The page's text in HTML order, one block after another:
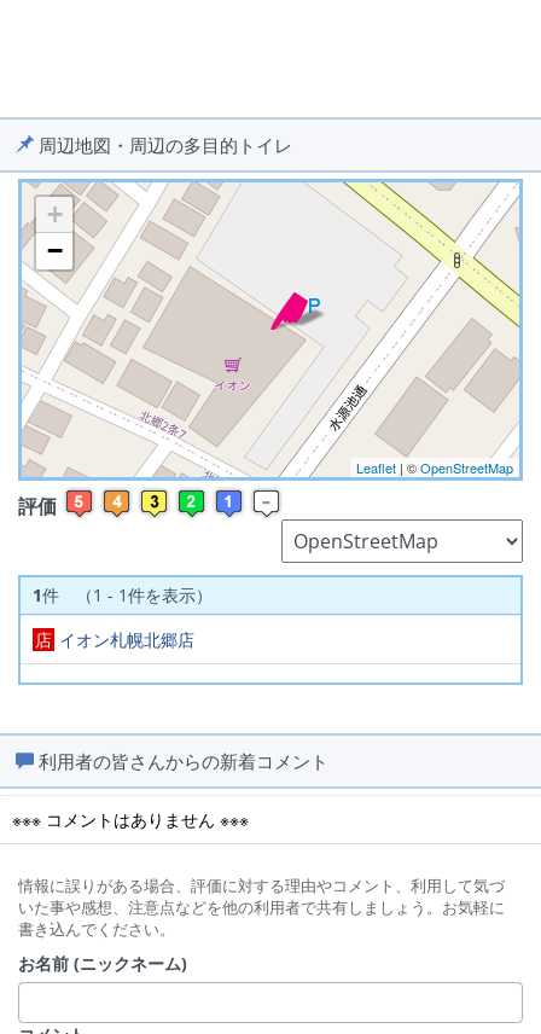
周辺地図・周辺の多目的トイレ
※ マップを検索、表示中です ※
+
−
Leaflet | ©OpenStreetMap
評価
1件 （1 - 1件を表示）
店 イオン札幌北郷店
利用者の皆さんからの新着コメント
※※※ コメントはありません ※※※
情報に誤りがある場合、評価に対する理由やコメント、利用して気づ
いた事や感想、注意点などを他の利用者で共有しましょう。お気軽に
書き込んでください。
お名前 (ニックネーム)